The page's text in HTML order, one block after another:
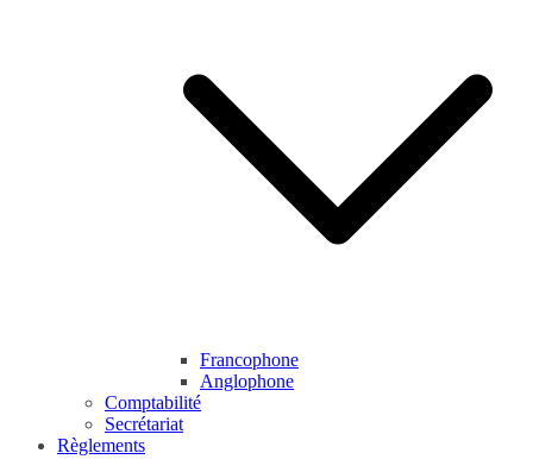
Francophone
Anglophone
Comptabilité
Secrétariat
Règlements